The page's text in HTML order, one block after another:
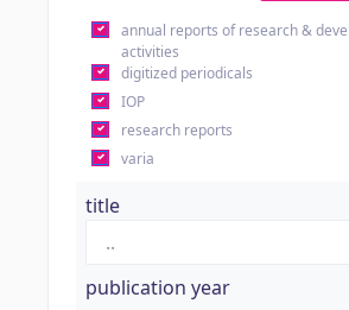
annual reports of research &
activities
digitized periodicals
IOP
research reports
varia
title
publication year